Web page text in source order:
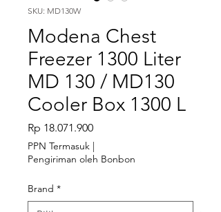
SKU: MD130W
Modena Chest
Freezer 1300 Liter
MD 130 / MD130
Cooler Box 1300 L
Rp 18.071.900Harga
PPN Termasuk |
Pengiriman oleh Bonbon
Brand *